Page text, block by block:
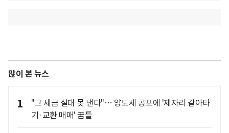
많이 본 뉴스
1
"그 세금 절대 못 낸다"… 양도세 공포에 '제자리 갈아타
기·교환 매매' 꿈틀